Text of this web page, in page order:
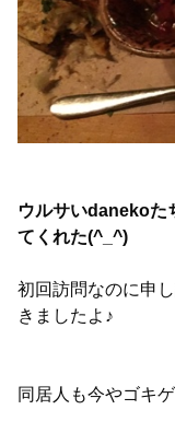
ウルサいdanekoた
てくれた(^_^)
初回訪問なのに申
きましたよ♪
同居人も今やゴキ